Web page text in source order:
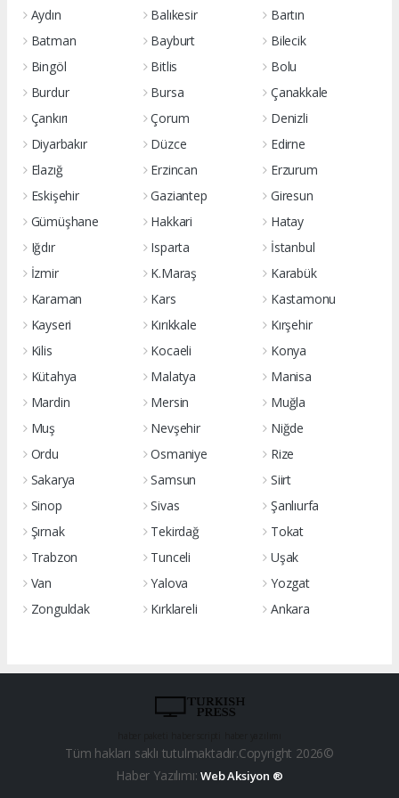
Aydın
Balıkesir
Bartın
Batman
Bayburt
Bilecik
Bingöl
Bitlis
Bolu
Burdur
Bursa
Çanakkale
Çankırı
Çorum
Denizli
Diyarbakır
Düzce
Edirne
Elazığ
Erzincan
Erzurum
Eskişehir
Gaziantep
Giresun
Gümüşhane
Hakkari
Hatay
Iğdır
Isparta
İstanbul
İzmir
K.Maraş
Karabük
Karaman
Kars
Kastamonu
Kayseri
Kırıkkale
Kırşehir
Kilis
Kocaeli
Konya
Kütahya
Malatya
Manisa
Mardin
Mersin
Muğla
Muş
Nevşehir
Niğde
Ordu
Osmaniye
Rize
Sakarya
Samsun
Siirt
Sinop
Sivas
Şanlıurfa
Şırnak
Tekirdağ
Tokat
Trabzon
Tunceli
Uşak
Van
Yalova
Yozgat
Zonguldak
Kırklareli Ankara
Tüm hakları saklı tutulmaktadır.Copyright 2026©
Haber Yazılımı:Web Aksiyon ®